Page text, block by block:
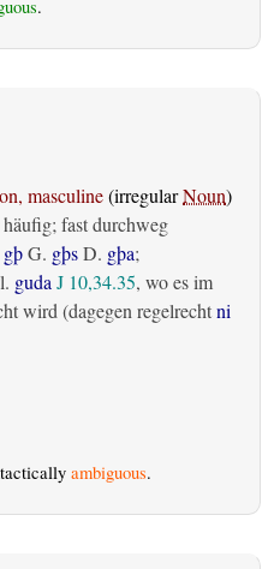
.
masculine(irregularNoun)
fast durchweg
gþG. gþsD. gþa;
guda J 10,34.35, wo es im
wird (dagegen regelrechtni
ambiguous.